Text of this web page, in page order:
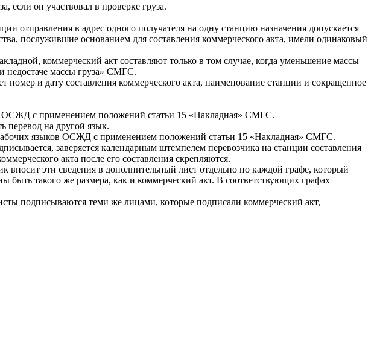
если он участвовал в проверке груза.
отправления в адрес одного получателя на одну станцию назначения допускается
послужившие основанием для составления коммерческого акта, имели одинаковый
коммерческий акт составляют только в том случае, когда уменьшение массы
недостаче массы груза» СМГС.
номер и дату составления коммерческого акта, наименование станции и сокращенное
ОСЖД с применением положений статьи 15 «Накладная» СМГС.
перевод на другой язык.
языков ОСЖД с применением положений статьи 15 «Накладная» СМГС.
заверяется календарным штемпелем перевозчика на станции составления
акта после его составления скрепляются.
вносит эти сведения в дополнительный лист отдельно по каждой графе, который
быть такого же размера, как и коммерческий акт. В соответствующих графах
подписываются теми же лицами, которые подписали коммерческий акт,